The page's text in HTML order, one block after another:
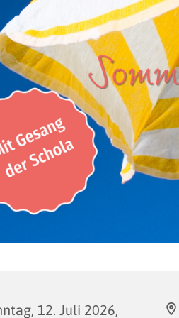
12. Juli 2026,